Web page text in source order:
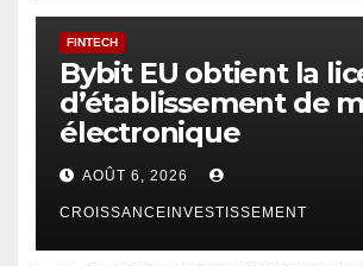
FINTECH
Bybit EU obtient la
d’établissement de
électronique
AOÛT 6, 2026
CROISSANCEINVESTISSEMENT